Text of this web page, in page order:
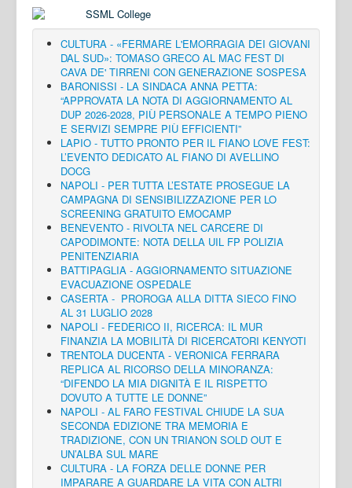
CULTURA - «FERMARE L'EMORRAGIA DEI GIOVANI
DAL SUD»: TOMASO GRECO AL MAC FEST DI
CAVA DE' TIRRENI CON GENERAZIONE SOSPESA
BARONISSI - LA SINDACA ANNA PETTA:
“APPROVATA LA NOTA DI AGGIORNAMENTO AL
DUP 2026-2028, PIÙ PERSONALE A TEMPO PIENO
E SERVIZI SEMPRE PIÙ EFFICIENTI”
LAPIO - TUTTO PRONTO PER IL FIANO LOVE FEST:
L’EVENTO DEDICATO AL FIANO DI AVELLINO
DOCG
NAPOLI - PER TUTTA L’ESTATE PROSEGUE LA
CAMPAGNA DI SENSIBILIZZAZIONE PER LO
SCREENING GRATUITO EMOCAMP
BENEVENTO - RIVOLTA NEL CARCERE DI
CAPODIMONTE: NOTA DELLA UIL FP POLIZIA
PENITENZIARIA
BATTIPAGLIA - AGGIORNAMENTO SITUAZIONE
EVACUAZIONE OSPEDALE
CASERTA - PROROGA ALLA DITTA SIECO FINO
AL 31 LUGLIO 2028
NAPOLI - FEDERICO II, RICERCA: IL MUR
FINANZIA LA MOBILITÀ DI RICERCATORI KENYOTI
TRENTOLA DUCENTA - VERONICA FERRARA
REPLICA AL RICORSO DELLA MINORANZA:
“DIFENDO LA MIA DIGNITÀ E IL RISPETTO
DOVUTO A TUTTE LE DONNE”
NAPOLI - AL FARO FESTIVAL CHIUDE LA SUA
SECONDA EDIZIONE TRA MEMORIA E
TRADIZIONE, CON UN TRIANON SOLD OUT E
UN’ALBA SUL MARE
CULTURA - LA FORZA DELLE DONNE PER
IMPARARE A GUARDARE LA VITA CON ALTRI